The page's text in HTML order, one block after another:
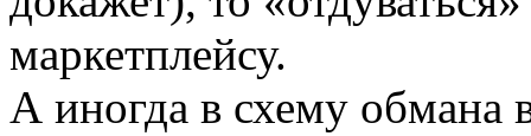
маркетплейсу.
А иногда в схему